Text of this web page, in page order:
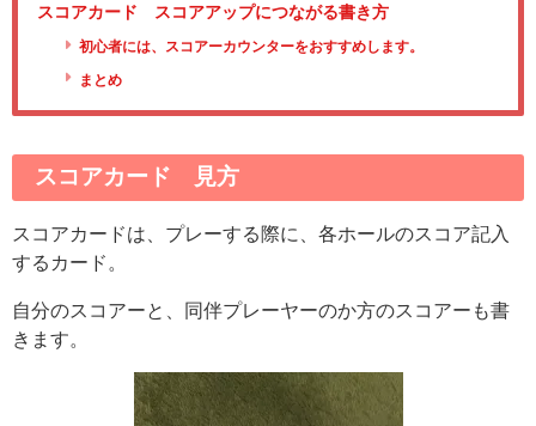
スコアカード スコアアップにつながる書き方
初心者には、スコアーカウンターをおすすめします。
まとめ
スコアカード 見方
スコアカードは、プレーする際に、各ホールのスコア記入
するカード。
自分のスコアーと、同伴プレーヤーのか方のスコアーも書
きます。